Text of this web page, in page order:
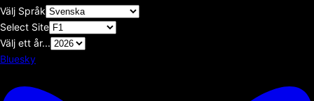
Välj Språk
Select Site
Välj ett år...
Bluesky